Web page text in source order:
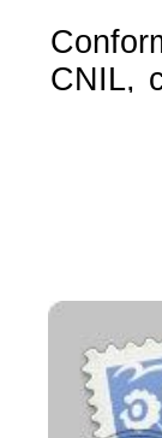
CNIL,
sera